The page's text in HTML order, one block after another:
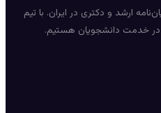
ارشد و دکتری در ایران. با تیم
در خدمت دانشجویان هستیم.